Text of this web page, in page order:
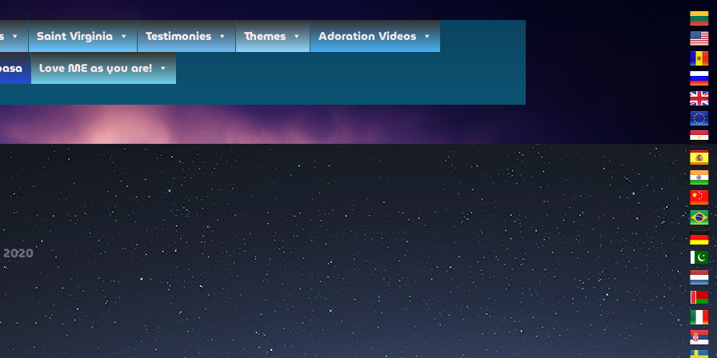
Saint Virginia Testimonies Themes
Adoration Videos
Love ME as you are!
2020